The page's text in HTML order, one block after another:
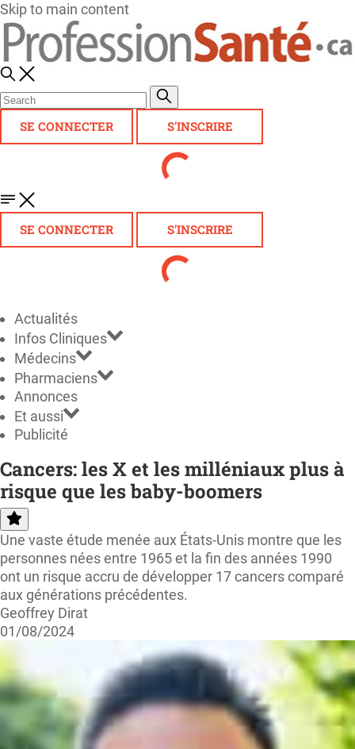
Skip to main content
SE CONNECTER S'INSCRIRE
SE CONNECTER S'INSCRIRE
Actualités
Infos Cliniques
Médecins
Pharmaciens
Annonces
Et aussi
Publicité
Cancers: les X et les milléniaux plus à
risque que les baby-boomers
Une vaste étude menée aux États-Unis montre que les
personnes nées entre 1965 et la fin des années 1990
ont un risque accru de développer 17 cancers comparé
aux générations précédentes.
Geoffrey Dirat
01/08/2024